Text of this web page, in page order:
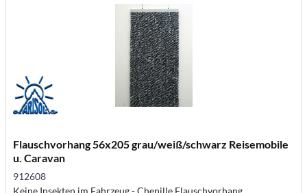
Flauschvorhang 56x205 grau/weiß/schwarz Reisemobile
u. Caravan
912608